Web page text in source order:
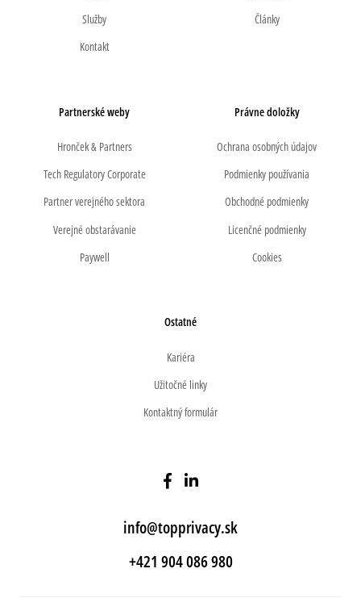
Služby
Kontakt
Články
Partnerské weby
Hronček & Partners
Tech Regulatory Corporate
Partner verejného sektora
Verejné obstarávanie
Paywell
Právne doložky
Ochrana osobných údajov
Podmienky používania
Obchodné podmienky
Licenčné podmienky
Cookies
Ostatné
Kariéra
Užitočné linky
Kontaktný formulár
info@topprivacy.sk
+421 904 086 980